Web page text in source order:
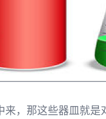
来，那这些器皿就